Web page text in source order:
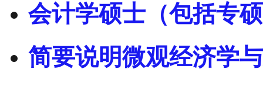
会计学硕士（包括专
简要说明微观经济学